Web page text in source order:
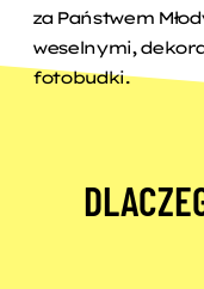
za Państwem
weselnymi,
fotobudki.